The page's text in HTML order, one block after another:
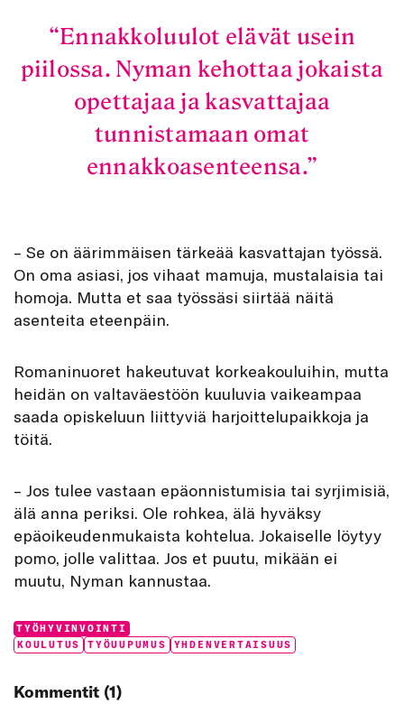
Ennakkoluulot elävät usein
piilossa. Nyman kehottaa jokaista
opettajaa ja kasvattajaa
tunnistamaan omat
ennakkoasenteensa.
– Se on äärimmäisen tärkeää kasvattajan työssä.
On oma asiasi, jos vihaat mamuja, mustalaisia tai
homoja. Mutta et saa työssäsi siirtää näitä
asenteita eteenpäin.
Romaninuoret hakeutuvat korkeakouluihin, mutta
heidän on valtaväestöön kuuluvia vaikeampaa
saada opiskeluun liittyviä harjoittelupaikkoja ja
töitä.
– Jos tulee vastaan epäonnistumisia tai syrjimisiä,
älä anna periksi. Ole rohkea, älä hyväksy
epäoikeudenmukaista kohtelua. Jokaiselle löytyy
pomo, jolle valittaa. Jos et puutu, mikään ei
muutu, Nyman kannustaa.
Categories:
TYÖHYVINVOINTI
Tags:
KOULUTUS TYÖUUPUMUS YHDENVERTAISUUS
Kommentit (1)